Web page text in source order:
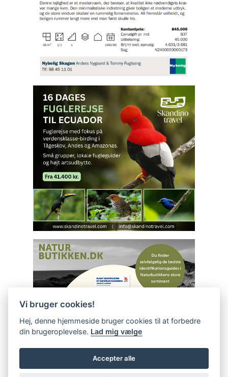
Vi bruger cookies!
Hej, denne hjemmeside bruger cookies til at forbedre
din brugeroplevelse. Lad mig vælge
Accepter alle